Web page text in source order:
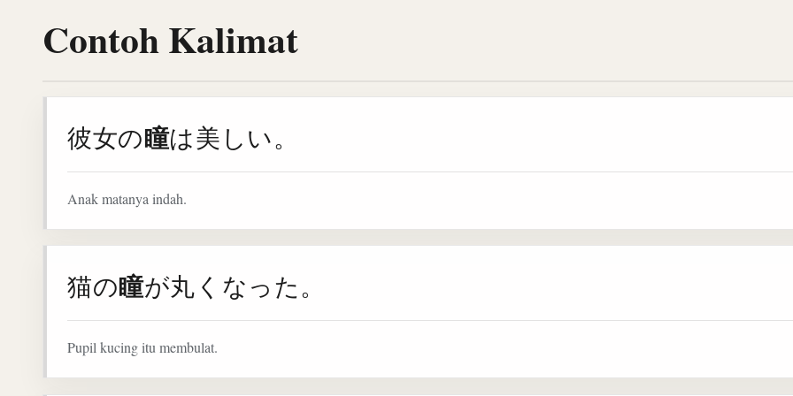
Contoh Kalimat
彼女の瞳は美しい。
Anak matanya indah.
猫の瞳が丸くなった。
Pupil kucing itu membulat.